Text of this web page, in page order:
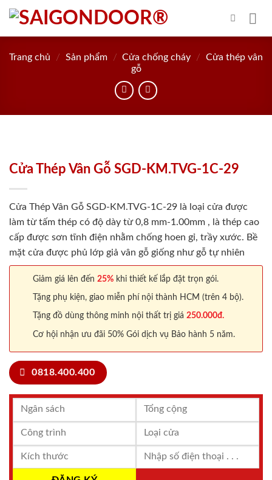
Skip
content
Trang chủ / Sản phẩm / Cửa chống cháy /
Cửa thép vân
gỗ
Cửa Thép Vân Gỗ SGD-KM.TVG-1C-29
Cửa Thép Vân Gỗ SGD-KM.TVG-1C-29 là loại cửa được
làm từ tấm thép có độ dày từ 0,8 mm-1.00mm , là thép cao
cấp được sơn tĩnh điện nhằm chống hoen gỉ, trầy xước. Bề
mặt cửa được phủ lớp giả vân gỗ giống như gỗ tự nhiên
Giảm giá lên đến 25% khi thiết kế lắp đặt trọn gói.
Tặng phụ kiện, giao miễn phí nội thành HCM (trên 4 bộ).
Tặng đồ dùng thông minh nội thất trị giá 250.000đ.
Cơ hội nhận ưu đãi 50% Gói dịch vụ Bảo hành 5 năm.
0818.400.400